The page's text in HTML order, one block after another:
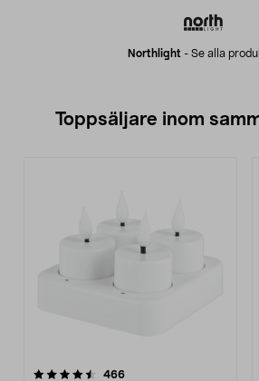
Northlight - Se alla
Toppsäljare inom
466recensioner
4.5 av 5 stjärnor